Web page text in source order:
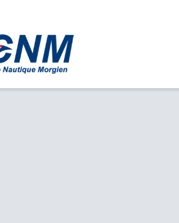
navigateur
Avec une
offrons à